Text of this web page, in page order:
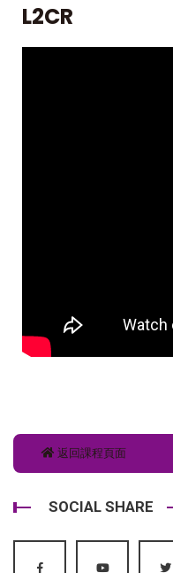
L2CR
返回課程頁面
SOCIAL SHARE